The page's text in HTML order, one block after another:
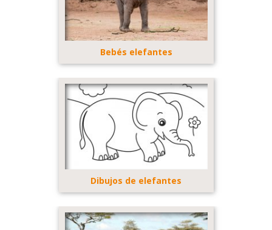
Bebés elefantes
Dibujos de elefantes